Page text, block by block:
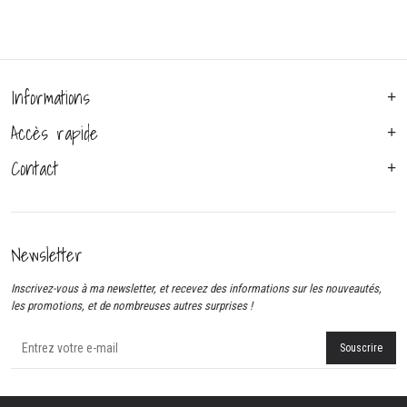
Informations
Accès rapide
Contact
Newsletter
Inscrivez-vous à ma newsletter, et recevez des informations sur les nouveautés,
les promotions, et de nombreuses autres surprises !